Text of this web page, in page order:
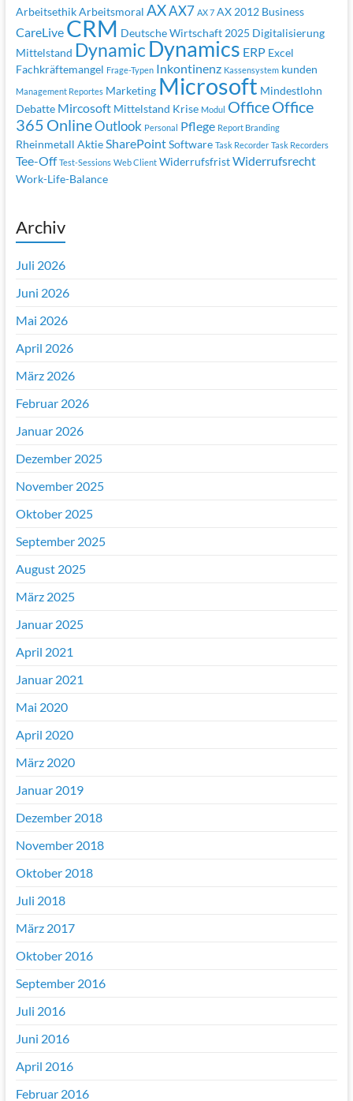
Arbeitsethik Arbeitsmoral AXAX7 AX 7 AX 2012 Business
CareLive CRM Deutsche Wirtschaft 2025 Digitalisierung
Mittelstand Dynamic Dynamics ERP Excel
Fachkräftemangel Frage-Typen Inkontinenz Kassensystem kunden
Management Reportes Marketing Microsoft Mindestlohn
Debatte Mircosoft Mittelstand Krise Modul OfficeOffice
365 OnlineOutlook Personal Pflege Report Branding
Rheinmetall Aktie SharePoint Software Task Recorder Task Recorders
Tee-Off Test-Sessions Web Client Widerrufsfrist Widerrufsrecht
Work-Life-Balance
Archiv
Juli 2026
Juni 2026
Mai 2026
April 2026
März 2026
Februar 2026
Januar 2026
Dezember 2025
November 2025
Oktober 2025
September 2025
August 2025
März 2025
Januar 2025
April 2021
Januar 2021
Mai 2020
April 2020
März 2020
Januar 2019
Dezember 2018
November 2018
Oktober 2018
Juli 2018
März 2017
Oktober 2016
September 2016
Juli 2016
Juni 2016
April 2016
Februar 2016